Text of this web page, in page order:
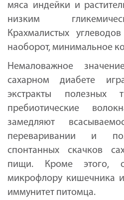
мяса индейки и
низким
Крахмалистых
наоборот, минимальное
Немаловажное
сахарном диабете
экстракты полезных
пребиотические
замедляют
переваривании и
спонтанных скачков
пищи. Кроме этого,
микрофлору кишечника
иммунитет питомца.